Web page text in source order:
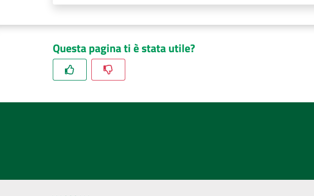
Questa pagina ti è stata utile?